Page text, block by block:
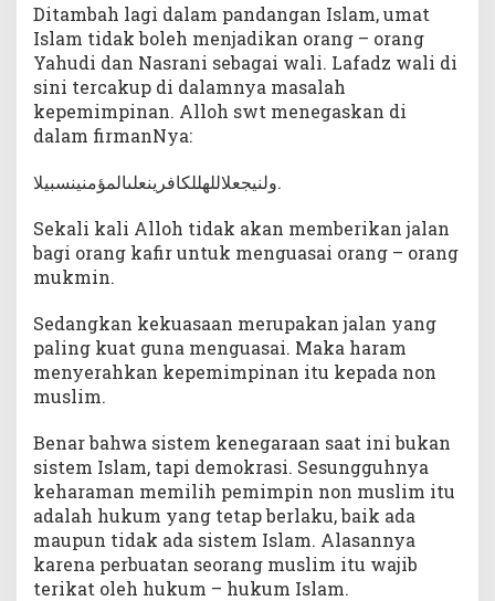
Ditambah lagi dalam pandangan Islam, umat
Islam tidak boleh menjadikan orang – orang
Yahudi dan Nasrani sebagai wali. Lafadz wali di
sini tercakup di dalamnya masalah
kepemimpinan. Alloh swt menegaskan di
dalam firmanNya:
ولنيجعلاللهللكافرينعلىالمؤمنينسبيلا.
Sekali kali Alloh tidak akan memberikan jalan
bagi orang kafir untuk menguasai orang – orang
mukmin.
Sedangkan kekuasaan merupakan jalan yang
paling kuat guna menguasai. Maka haram
menyerahkan kepemimpinan itu kepada non
muslim.
Benar bahwa sistem kenegaraan saat ini bukan
sistem Islam, tapi demokrasi. Sesungguhnya
keharaman memilih pemimpin non muslim itu
adalah hukum yang tetap berlaku, baik ada
maupun tidak ada sistem Islam. Alasannya
karena perbuatan seorang muslim itu wajib
terikat oleh hukum – hukum Islam.